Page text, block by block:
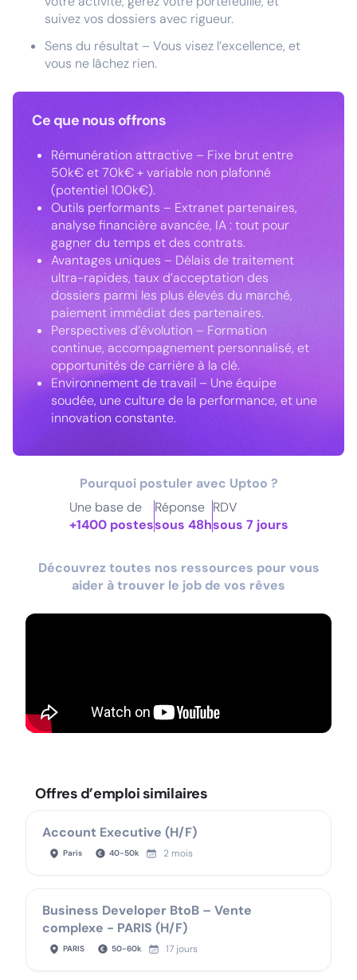
suivez vos dossiers avec rigueur.
Sens du résultat – Vous visez l’excellence, et
vous ne lâchez rien.
Ce que nous offrons
Rémunération attractive – Fixe brut entre
50k€ et 70k€ + variable non plafonné
(potentiel 100k€).
Outils performants – Extranet partenaires,
analyse financière avancée, IA : tout pour
gagner du temps et des contrats.
Avantages uniques – Délais de traitement
ultra-rapides, taux d’acceptation des
dossiers parmi les plus élevés du marché,
paiement immédiat des partenaires.
Perspectives d’évolution – Formation
continue, accompagnement personnalisé, et
opportunités de carrière à la clé.
Environnement de travail – Une équipe
soudée, une culture de la performance, et une
innovation constante.
Pourquoi postuler avec Uptoo ?
Une base de
+1400 postes
Réponse
sous 48h
RDV
sous 7 jours
Découvrez toutes nos ressources pour vous
aider à trouver le job de vos rêves
Offres d’emploi similaires
Account Executive (H/F)
Paris 40-50k 2 mois
Business Developer BtoB – Vente
complexe - PARIS (H/F)
PARIS 50-60k 17 jours